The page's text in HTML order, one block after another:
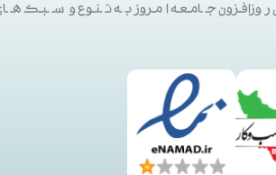
روزافزون جامعه امروز به تنوع و سبک